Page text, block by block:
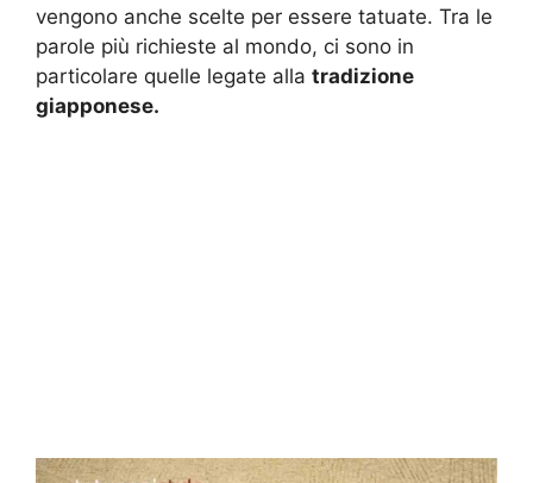
vengono anche scelte per essere tatuate. Tra le
parole più richieste al mondo, ci sono in
particolare quelle legate alla tradizione
giapponese.